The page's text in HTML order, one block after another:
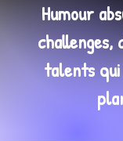
Humour
challenges,
talents